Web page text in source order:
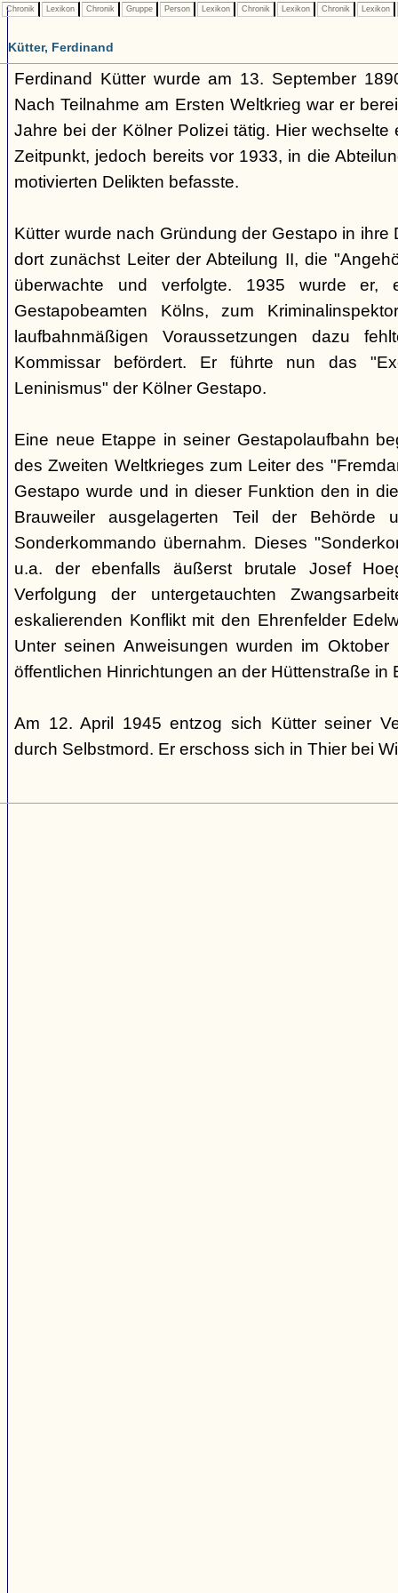
Chronik Lexikon Chronik Gruppe Person Lexikon Chronik Lexikon Chronik Lexikon
Kütter, Ferdinand
Ferdinand Kütter wurde am 13. September
Nach Teilnahme am Ersten Weltkrieg war er
Jahre bei der Kölner Polizei tätig. Hier
Zeitpunkt, jedoch bereits vor 1933, in die
motivierten Delikten befasste.
Kütter wurde nach Gründung der Gestapo in ihre
dort zunächst Leiter der Abteilung II, die
überwachte und verfolgte. 1935 wurde er,
Gestapobeamten Kölns, zum
laufbahnmäßigen Voraussetzungen dazu
Kommissar befördert. Er führte nun das
Leninismus" der Kölner Gestapo.
Eine neue Etappe in seiner Gestapolaufbahn
des Zweiten Weltkrieges zum Leiter des
Gestapo wurde und in dieser Funktion den in
Brauweiler ausgelagerten Teil der Behörde
Sonderkommando übernahm. Dieses
u.a. der ebenfalls äußerst brutale Josef
Verfolgung der untergetauchten
eskalierenden Konflikt mit den Ehrenfelder
Unter seinen Anweisungen wurden im
öffentlichen Hinrichtungen an der Hüttenstraße in
Am 12. April 1945 entzog sich Kütter seiner
durch Selbstmord. Er erschoss sich in Thier bei